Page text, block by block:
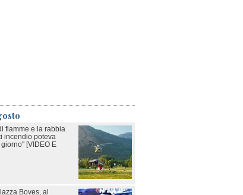
fiamme e la rabbia
incendio poteva
[VIDEO E
Boves, al